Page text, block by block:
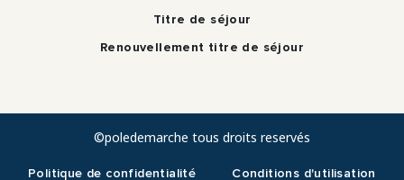
Titre de séjour
Renouvellement titre de séjour
©poledemarche tous droits reservés
Politique de confidentialité Conditions d'utilisation